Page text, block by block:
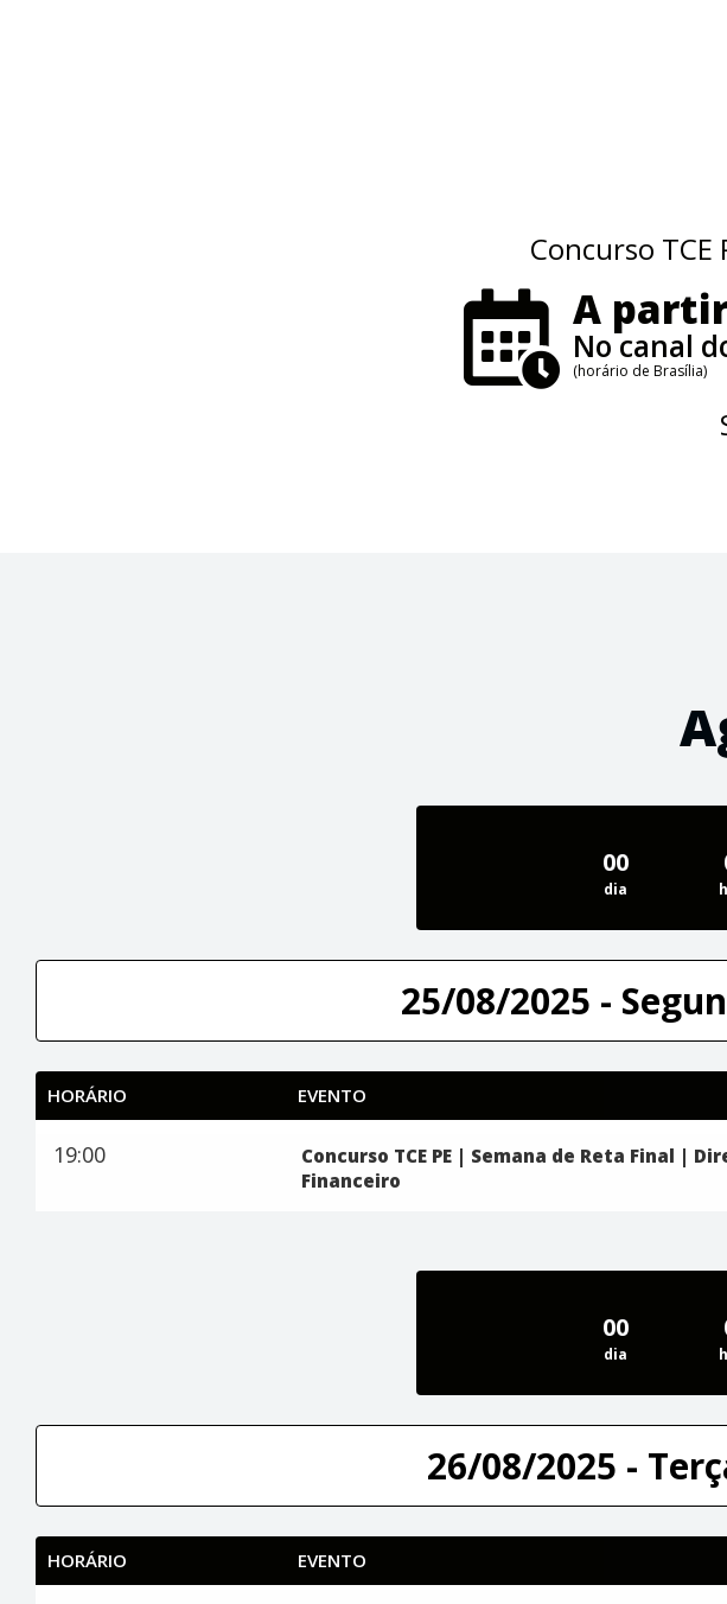
Concurso TCE
A
No canal
(horário de Brasília)
00
dia
25/08/2025 -
HORÁRIO EVENTO
19:00
Concurso TCE PE | Semana de Reta Final |
Financeiro
00
dia
26/08/2025 -
HORÁRIO EVENTO